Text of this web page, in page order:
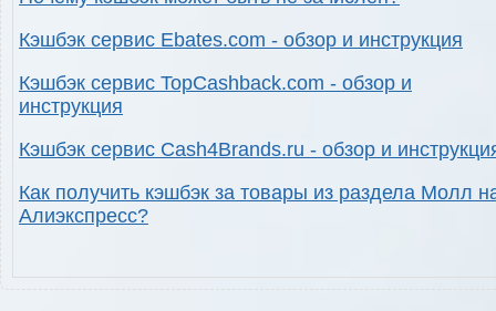
Кэшбэк сервис Ebates.com - обзор и инструкция
Кэшбэк сервис TopCashback.com - обзор и
инструкция
Кэшбэк сервис Cash4Brands.ru - обзор и
Как получить кэшбэк за товары из раздела Молл
Алиэкспресс?